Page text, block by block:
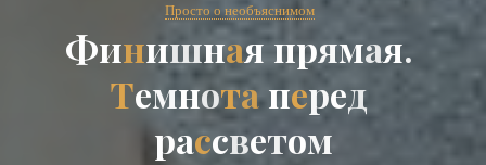
Просто о необъяснимом
Финишная прямая.
Темнотаперед
рассветом